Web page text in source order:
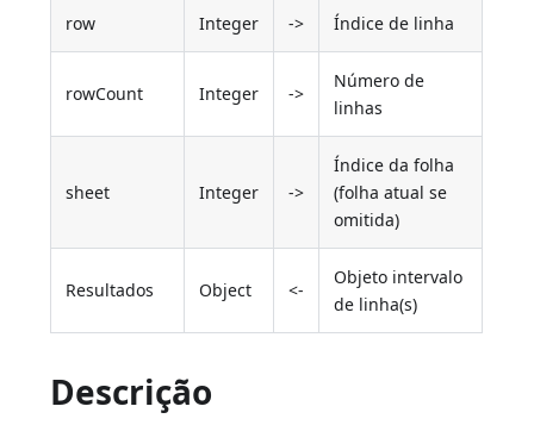
row Integer -> Índice de linha
rowCount Integer ->
Número de
linhas
sheet Integer ->
Índice da folha
(folha atual se
omitida)
Resultados Object <-
Objeto intervalo
de linha(s)
Descrição